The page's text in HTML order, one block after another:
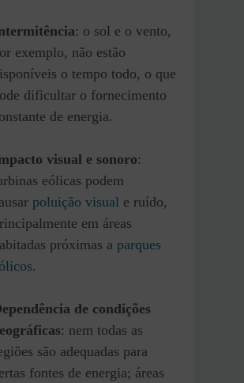
: o sol e o vento,
exemplo, não estão
o tempo todo, o que
dificultar o fornecimento
de energia.
visual e sonoro:
eólicas podem
poluição visual e ruído,
em áreas
próximas a parques
.
de condições
: nem todas as
são adequadas para
fontes de energia; áreas